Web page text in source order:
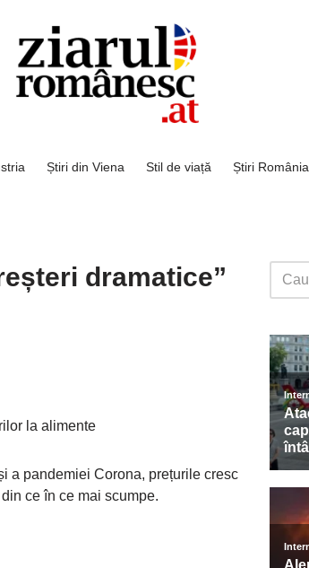
Știri din Viena Stil de viață Știri România
dramatice”
la alimente
a pandemiei Corona, prețurile cresc
ce în ce mai scumpe.